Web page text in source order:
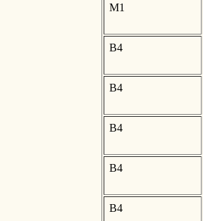
M1
B4
B4
B4
B4
B4